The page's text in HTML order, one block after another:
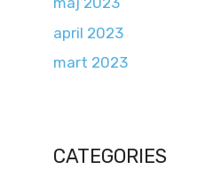
april 2023
mart 2023
CATEGORIES